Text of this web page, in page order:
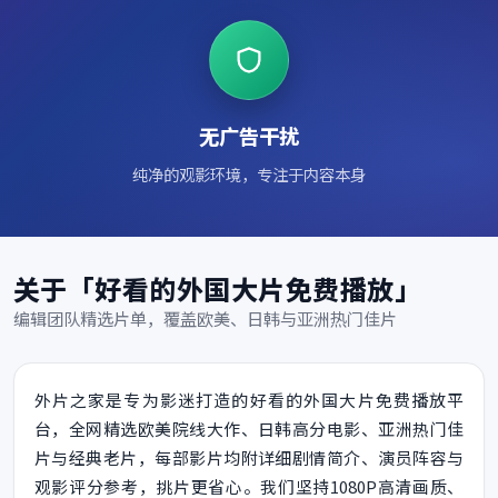
无广告干扰
纯净的观影环境，专注于内容本身
关于「好看的外国大片免费播放」
编辑团队精选片单，覆盖欧美、日韩与亚洲热门佳片
外片之家是专为影迷打造的好看的外国大片免费播放平
台，全网精选欧美院线大作、日韩高分电影、亚洲热门佳
片与经典老片，每部影片均附详细剧情简介、演员阵容与
观影评分参考，挑片更省心。我们坚持1080P高清画质、